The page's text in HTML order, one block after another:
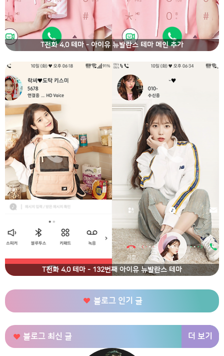
T전화 4.0 테마 - 아이유 뉴발란스 테마 메인 추가
T전화 4.0 테마 - 132번째 아이유 뉴발란스 테마
블로그 인기 글
블로그 최신 글 더 보기